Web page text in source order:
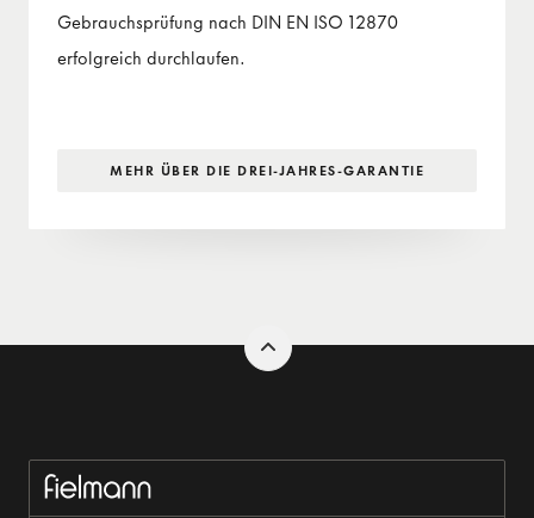
Gebrauchsprüfung nach DIN EN ISO 12870
erfolgreich durchlaufen.
MEHR ÜBER DIE DREI-JAHRES-GARANTIE